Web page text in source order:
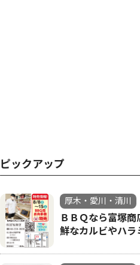
ピックアップ
厚木・愛川・清川
ＢＢＱなら富塚
鮮なカルビやハラ